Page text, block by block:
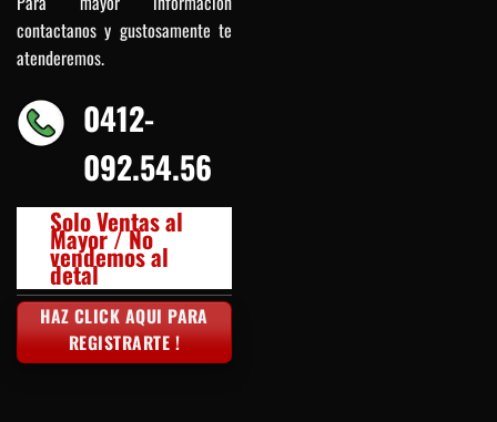
contactanos y gustosamente te
atenderemos.
0412-
092.54.56
Solo Ventas al
Mayor / No
vendemos al
detal
HAZ CLICK AQUI PARA
REGISTRARTE !